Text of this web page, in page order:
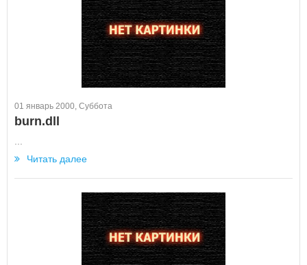
01 январь 2000, Суббота
burn.dll
Читать далее